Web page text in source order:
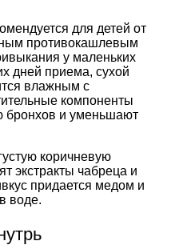
для детей от
противокашлевым
у маленьких
дней приема, сухой
влажным с
компоненты
бронхов и уменьшают
коричневую
экстракты чабреца и
придается медом и
воде.